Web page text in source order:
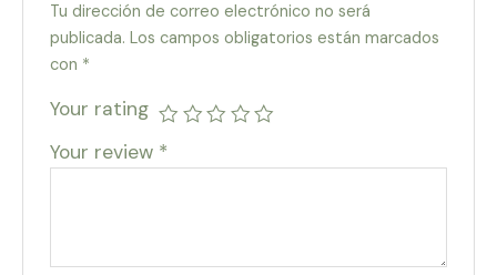
Tu dirección de correo electrónico no será
publicada. Los campos obligatorios están marcados
con *
Your rating
Your review *